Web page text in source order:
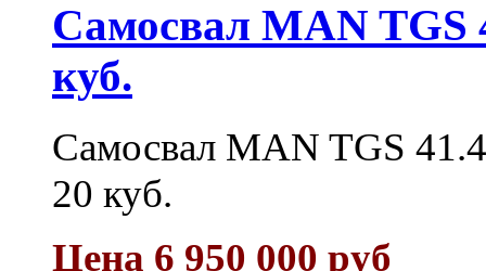
Самосвал MAN TGS
куб.
Самосвал MAN TGS
20 куб.
Цена 6 950 000 руб